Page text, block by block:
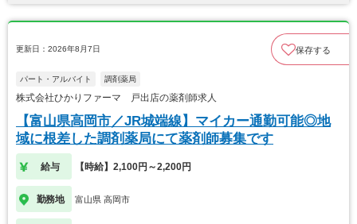
更新日：2026年8月7日 保存する
パート・アルバイト 調剤薬局
株式会社ひかりファーマ 戸出店の薬剤師求人
【富山県高岡市／JR城端線】マイカー通勤可能◎地
域に根差した調剤薬局にて薬剤師募集です
給与 【時給】2,100円～2,200円
勤務地 富山県 高岡市